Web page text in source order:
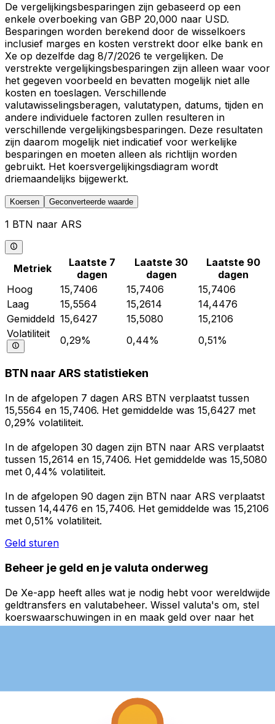
De vergelijkingsbesparingen zijn gebaseerd op een
enkele overboeking van GBP 20,000 naar USD.
Besparingen worden berekend door de wisselkoers
inclusief marges en kosten verstrekt door elke bank en
Xe op dezelfde dag 8/7/2026 te vergelijken. De
verstrekte vergelijkingsbesparingen zijn alleen waar voor
het gegeven voorbeeld en bevatten mogelijk niet alle
kosten en toeslagen. Verschillende
valutawisselingsberagen, valutatypen, datums, tijden en
andere individuele factoren zullen resulteren in
verschillende vergelijkingsbesparingen. Deze resultaten
zijn daarom mogelijk niet indicatief voor werkelijke
besparingen en moeten alleen als richtlijn worden
gebruikt. Het koersvergelijkingsdiagram wordt
driemaandelijks bijgewerkt.
Koersen Geconverteerde waarde
1 BTN naar ARS
Metriek
Laatste 7
dagen
Laatste 30
dagen
Laatste 90
dagen
Hoog
15,7406 15,7406
15,7406
Laag
15,5564 15,2614
14,4476
Gemiddeld 15,6427 15,5080
15,2106
Volatiliteit
0,29% 0,44% 0,51%
BTN naar ARS statistieken
In de afgelopen 7 dagen ARS BTN verplaatst tussen
15,5564 en 15,7406. Het gemiddelde was 15,6427 met
0,29% volatiliteit.
In de afgelopen 30 dagen zijn BTN naar ARS verplaatst
tussen 15,2614 en 15,7406. Het gemiddelde was 15,5080
met 0,44% volatiliteit.
In de afgelopen 90 dagen zijn BTN naar ARS verplaatst
tussen 14,4476 en 15,7406. Het gemiddelde was 15,2106
met 0,51% volatiliteit.
Geld sturen
Beheer je geld en je valuta onderweg
De Xe-app heeft alles wat je nodig hebt voor wereldwijde
geldtransfers en valutabeheer. Wissel valuta's om, stel
koerswaarschuwingen in en maak geld over naar het
buitenland zonder verborgen kosten. Download